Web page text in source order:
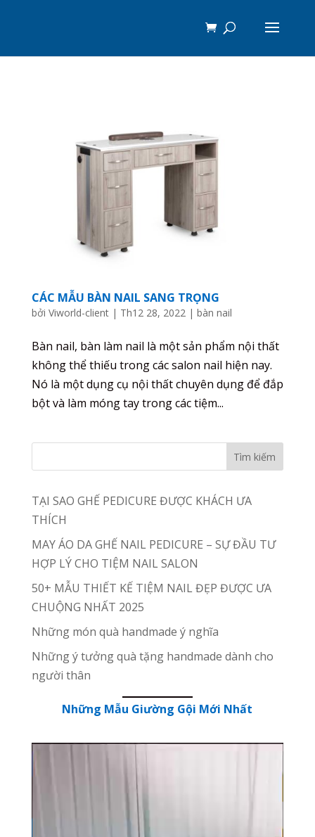
CÁC MẪU BÀN NAIL SANG TRỌNG
bởi Viworld-client| Th12 28, 2022| bàn nail
Bàn nail, bàn làm nail là một sản phẩm nội thất
không thể thiếu trong các salon nail hiện nay.
Nó là một dụng cụ nội thất chuyên dụng để đắp
bột và làm móng tay trong các tiệm...
TẠI SAO GHẾ PEDICURE ĐƯỢC KHÁCH ƯA
THÍCH
MAY ÁO DA GHẾ NAIL PEDICURE – SỰ ĐẦU TƯ
HỢP LÝ CHO TIỆM NAIL SALON
50+ MẪU THIẾT KẾ TIỆM NAIL ĐẸP ĐƯỢC ƯA
CHUỘNG NHẤT 2025
Những món quà handmade ý nghĩa
Những ý tưởng quà tặng handmade dành cho
người thân
Những Mẫu Giường Gội Mới Nhất